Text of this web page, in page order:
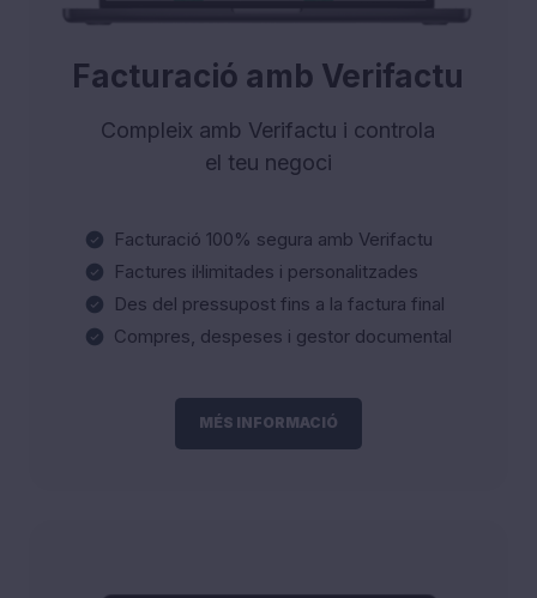
Facturació amb Verifactu
Compleix amb Verifactu i controla
el teu negoci
Facturació 100% segura amb Verifactu
Factures il·limitades i personalitzades
Des del pressupost fins a la factura final
Compres, despeses i gestor documental
MÉS INFORMACIÓ